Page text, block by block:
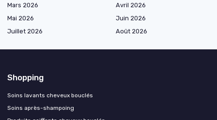
Mars 2026
Avril 2026
Mai 2026
Juin 2026
Juillet 2026
Août 2026
Shopping
Soins lavants cheveux bouclés
Soins après-shampoing